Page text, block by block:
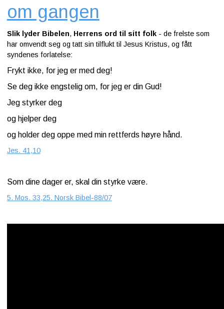
om gangen
Slik lyder Bibelen, Herrens ord til sitt folk- de frelste som
har omvendt seg og tatt sin tilflukt til Jesus Kristus, og fått
syndenes forlatelse:
Frykt ikke, for jeg er med deg!
Se deg ikke engstelig om, for jeg er din Gud!
Jeg styrker deg
og hjelper deg
og holder deg oppe med min rettferds høyre hånd.
Jes. 41,10
Som dine dager er, skal din styrke være.
5. Mos. 33,25. Norsk Bibel-88/07